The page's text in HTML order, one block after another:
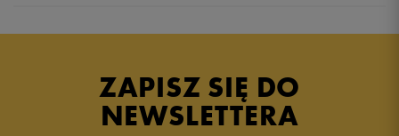
ZAPISZ SIĘ DO
NEWSLETTERA